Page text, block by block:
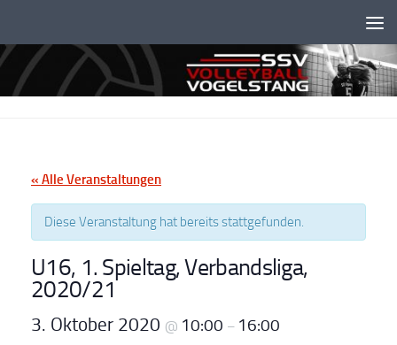
« Alle Veranstaltungen
Diese Veranstaltung hat bereits stattgefunden.
U16, 1. Spieltag, Verbandsliga,
2020/21
3. Oktober 2020 @ 10:00 – 16:00